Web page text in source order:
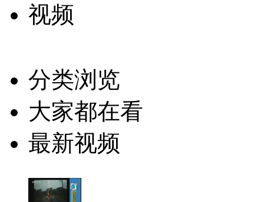
视频
分类浏览
大家都在看
最新视频